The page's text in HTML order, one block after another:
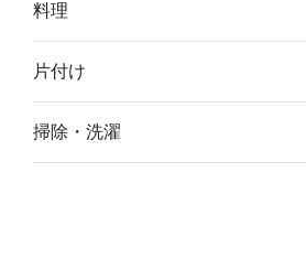
料理
片付け
掃除・洗濯